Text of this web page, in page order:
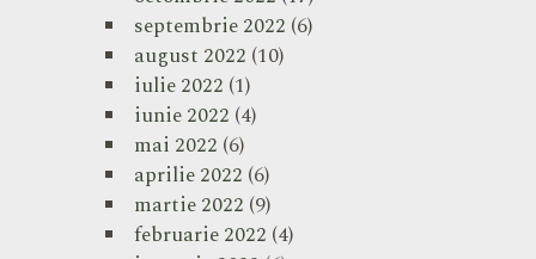
septembrie 2022 (6)
august 2022 (10)
iulie 2022 (1)
iunie 2022 (4)
mai 2022 (6)
aprilie 2022 (6)
martie 2022 (9)
februarie 2022 (4)